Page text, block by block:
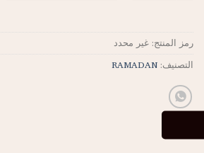
رمز المنتج: غير محدد
التصنيف: RAMADAN